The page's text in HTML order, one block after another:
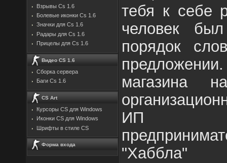
Взрывы Cs 1.6
Болевые иконки Cs 1.6
Значки для Cs 1.6
Радары для Cs 1.6
Прицелы для Cs 1.6
Видео CS 1.6
Сборка сервера
Баги Cs 1.6
CS Art
Курсоры CS для Windows
Иконки CS для Windows
Шрифты в стиле CS
Форма входа
тебя к себе
человек
порядок
магазина
ИП
"Хаббла"